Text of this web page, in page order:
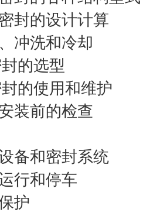
封的设计计算
冲洗和冷却
的选型
的使用和维护
装前的检查
备和密封系统
行和停车
护